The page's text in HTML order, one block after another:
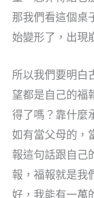
那我們看這個桌
始變形了，出現
所以我們要明白
望都是自己的福
得了嗎？靠什麼
如有當父母的，
報這句話跟自己
報，福報就是我
好，我能有一萬